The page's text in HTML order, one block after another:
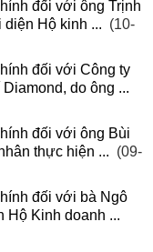
đối với ông Trịnh
Hộ kinh ... (10-
đối với Công ty
do ông ...
đối với ông Bùi
thực hiện ... (09-
đối với bà Ngô
Hộ Kinh doanh ...